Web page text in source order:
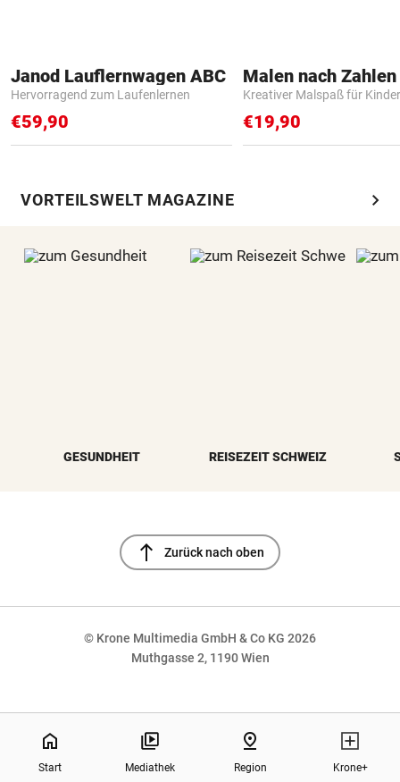
Janod Lauflernwagen ABC
Hervorragend zum Laufenlernen
€59,90
Kreativer Malspaß für Kinder
€19,90
VORTEILSWELT MAGAZINE chevron_right
GESUNDHEIT REISEZEIT SCHWEIZ
north Zurück nach oben
© Krone Multimedia GmbH & Co KG 2026
Muthgasse 2, 1190 Wien
home
Start Mediathek
pin_drop
Region Krone+
NaN%